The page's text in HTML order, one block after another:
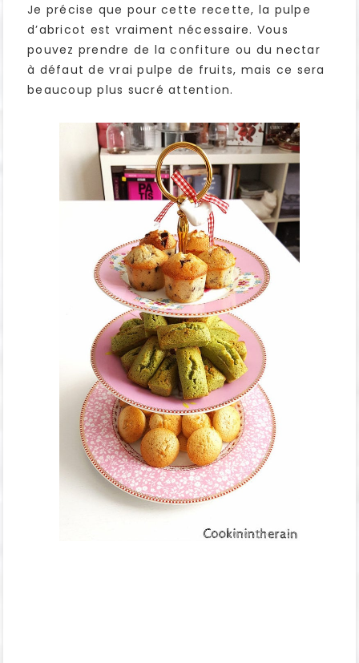
Je précise que pour cette recette, la pulpe
d’abricot est vraiment nécessaire. Vous
pouvez prendre de la confiture ou du nectar
à défaut de vrai pulpe de fruits, mais ce sera
beaucoup plus sucré attention.